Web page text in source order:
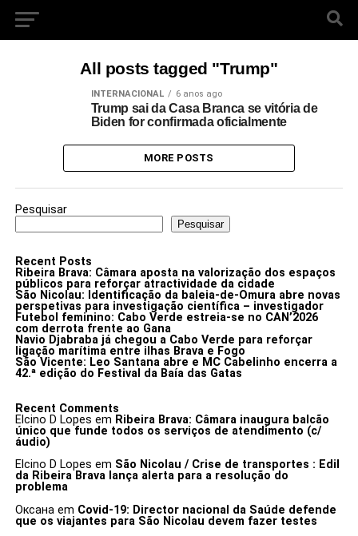
All posts tagged "Trump"
INTERNACIONAL 6 anos ago
Trump sai da Casa Branca se vitória de
Biden for confirmada oficialmente
MORE POSTS
Pesquisar
Pesquisar
Recent Posts
Ribeira Brava: Câmara aposta na valorização dos espaços
públicos para reforçar atractividade da cidade
São Nicolau: Identificação da baleia-de-Omura abre novas
perspetivas para investigação científica – investigador
Futebol feminino: Cabo Verde estreia-se no CAN’2026
com derrota frente ao Gana
Navio Djabraba já chegou a Cabo Verde para reforçar
ligação marítima entre ilhas Brava e Fogo
São Vicente: Leo Santana abre e MC Cabelinho encerra a
42.ª edição do Festival da Baía das Gatas
Recent Comments
Elcino D Lopes em Ribeira Brava: Câmara inaugura balcão
único que funde todos os serviços de atendimento (c/
áudio)
Elcino D Lopes em São Nicolau / Crise de transportes : Edil
da Ribeira Brava lança alerta para a resolução do
problema
Оксанаem Covid-19: Director nacional da Saúde defende
que os viajantes para São Nicolau devem fazer testes